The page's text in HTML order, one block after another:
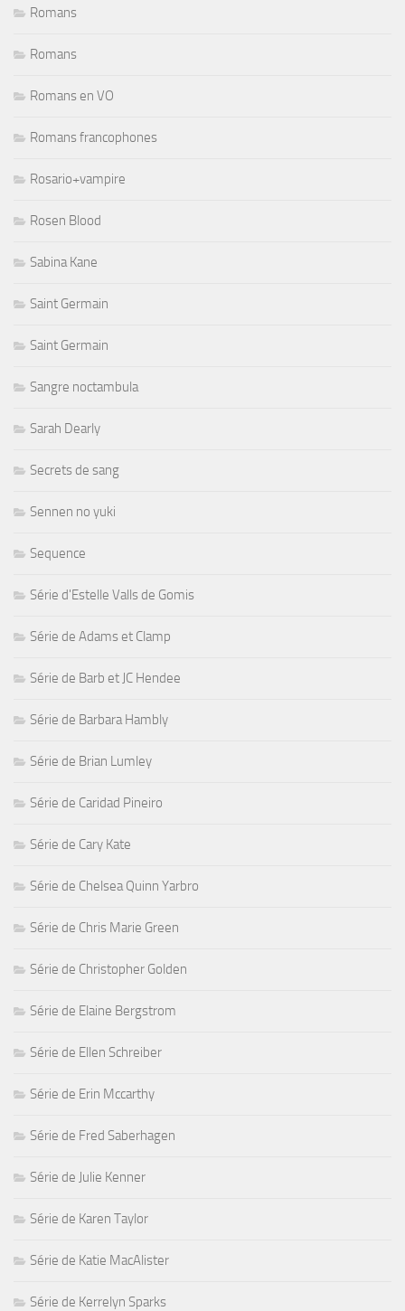
Romans
Romans
Romans en VO
Romans francophones
Rosario+vampire
Rosen Blood
Sabina Kane
Saint Germain
Saint Germain
Sangre noctambula
Sarah Dearly
Secrets de sang
Sennen no yuki
Sequence
Série d'Estelle Valls de Gomis
Série de Adams et Clamp
Série de Barb et JC Hendee
Série de Barbara Hambly
Série de Brian Lumley
Série de Caridad Pineiro
Série de Cary Kate
Série de Chelsea Quinn Yarbro
Série de Chris Marie Green
Série de Christopher Golden
Série de Elaine Bergstrom
Série de Ellen Schreiber
Série de Erin Mccarthy
Série de Fred Saberhagen
Série de Julie Kenner
Série de Karen Taylor
Série de Katie MacAlister
Série de Kerrelyn Sparks